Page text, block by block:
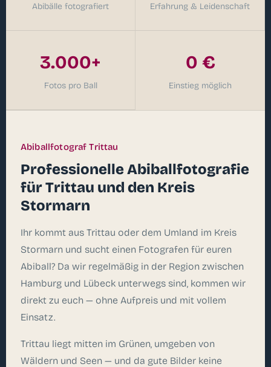
Abibälle fotografiert Erfahrung & Leidenschaft
3.000+
Fotos pro Ball
0 €
Einstieg möglich
Abiballfotograf Trittau
Professionelle Abiballfotografie
für Trittau und den Kreis
Stormarn
Ihr kommt aus Trittau oder dem Umland im Kreis
Stormarn und sucht einen Fotografen für euren
Abiball? Da wir regelmäßig in der Region zwischen
Hamburg und Lübeck unterwegs sind, kommen wir
direkt zu euch — ohne Aufpreis und mit vollem
Einsatz.
Trittau liegt mitten im Grünen, umgeben von
Wäldern und Seen — und da gute Bilder keine